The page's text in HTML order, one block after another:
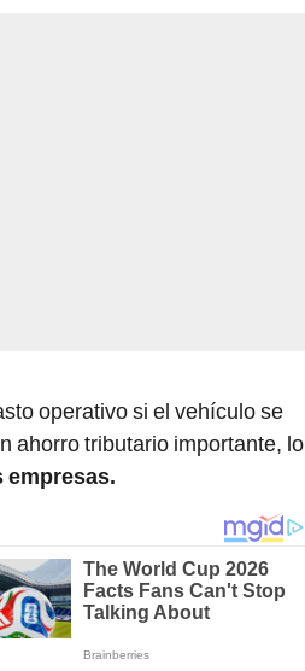
operativo si el vehículo se
ahorro tributario importante, lo
empresas.